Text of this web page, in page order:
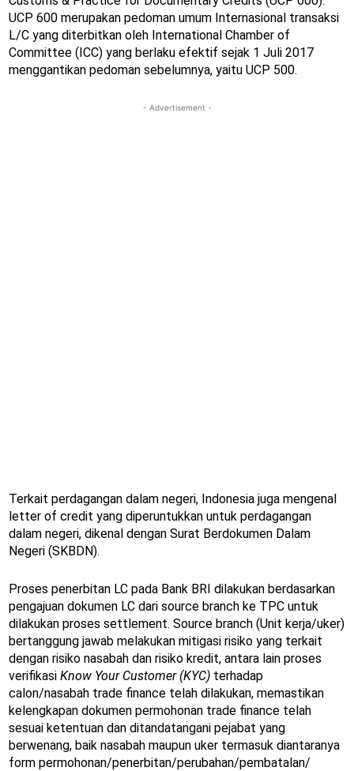
UCP 600 merupakan pedoman umum Internasional transaksi
L/C yang diterbitkan oleh International Chamber of
Committee (ICC) yang berlaku efektif sejak 1 Juli 2017
menggantikan pedoman sebelumnya, yaitu UCP 500.
- Advertisement -
Terkait perdagangan dalam negeri, Indonesia juga mengenal
letter of credit yang diperuntukkan untuk perdagangan
dalam negeri, dikenal dengan Surat Berdokumen Dalam
Negeri (SKBDN).
Proses penerbitan LC pada Bank BRI dilakukan berdasarkan
pengajuan dokumen LC dari source branch ke TPC untuk
dilakukan proses settlement. Source branch (Unit kerja/uker)
bertanggung jawab melakukan mitigasi risiko yang terkait
dengan risiko nasabah dan risiko kredit, antara lain proses
verifikasi Know Your Customer (KYC) terhadap
calon/nasabah trade finance telah dilakukan, memastikan
kelengkapan dokumen permohonan trade finance telah
sesuai ketentuan dan ditandatangani pejabat yang
berwenang, baik nasabah maupun uker termasuk diantaranya
form permohonan/penerbitan/perubahan/pembatalan/